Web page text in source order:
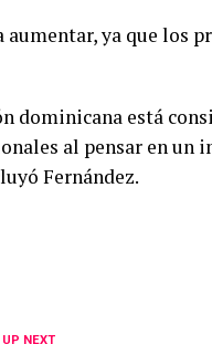
ya que los
dominicana está
al pensar en un
Fernández.
UP NEXT